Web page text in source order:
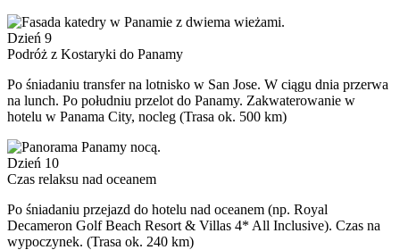
Dzień 9
Podróż z Kostaryki do Panamy
Po śniadaniu transfer na lotnisko w San Jose. W ciągu dnia przerwa
na lunch. Po południu przelot do Panamy. Zakwaterowanie w
hotelu w Panama City, nocleg (Trasa ok. 500 km)
Dzień 10
Czas relaksu nad oceanem
Po śniadaniu przejazd do hotelu nad oceanem (np. Royal
Decameron Golf Beach Resort & Villas 4* All Inclusive). Czas na
wypoczynek. (Trasa ok. 240 km)